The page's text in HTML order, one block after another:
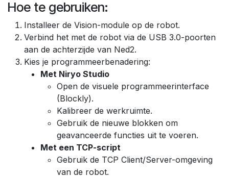
Hoe te gebruiken:
Installeer de Vision-module op de robot.
Verbind het met de robot via de USB 3.0-poorten
aan de achterzijde van Ned2.
Kies je programmeerbenadering:
Met Niryo Studio
Open de visuele programmeerinterface
(Blockly).
Kalibreer de werkruimte.
Gebruik de nieuwe blokken om
geavanceerde functies uit te voeren.
Met een TCP-script
Gebruik de TCP Client/Server-omgeving
van de robot.